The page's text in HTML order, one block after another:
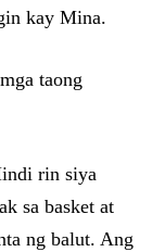
kay Mina.
taong
rin siya
sa basket at
ng balut. Ang